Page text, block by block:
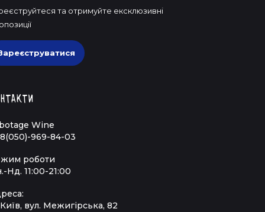
та отримуйте ексклюзивні
Wine
969-84-03
роботи
Нд. 11:00-21:00
вул. Межигірська, 82